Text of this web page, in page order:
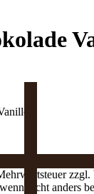
zzgl.
nicht anders